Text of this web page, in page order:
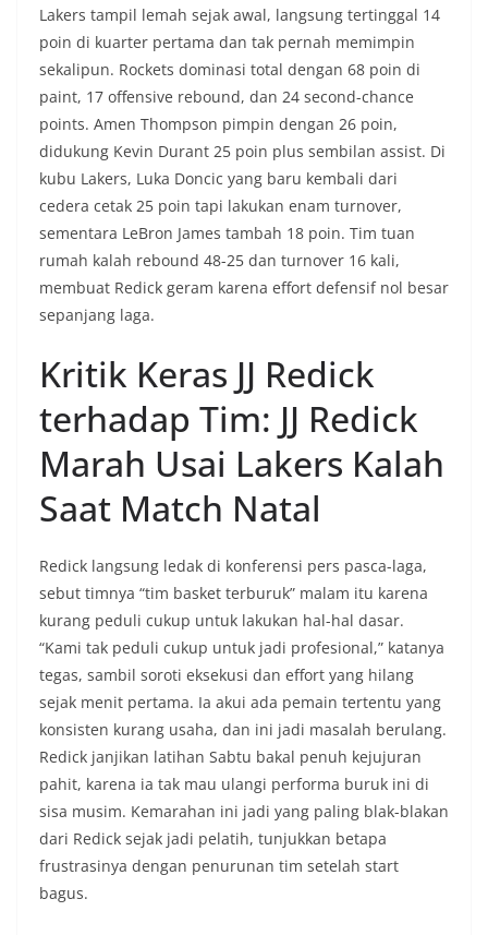
Lakers tampil lemah sejak awal, langsung tertinggal 14
poin di kuarter pertama dan tak pernah memimpin
sekalipun. Rockets dominasi total dengan 68 poin di
paint, 17 offensive rebound, dan 24 second-chance
points. Amen Thompson pimpin dengan 26 poin,
didukung Kevin Durant 25 poin plus sembilan assist. Di
kubu Lakers, Luka Doncic yang baru kembali dari
cedera cetak 25 poin tapi lakukan enam turnover,
sementara LeBron James tambah 18 poin. Tim tuan
rumah kalah rebound 48-25 dan turnover 16 kali,
membuat Redick geram karena effort defensif nol besar
sepanjang laga.
Kritik Keras JJ Redick
terhadap Tim: JJ Redick
Marah Usai Lakers Kalah
Saat Match Natal
Redick langsung ledak di konferensi pers pasca-laga,
sebut timnya “tim basket terburuk” malam itu karena
kurang peduli cukup untuk lakukan hal-hal dasar.
“Kami tak peduli cukup untuk jadi profesional,” katanya
tegas, sambil soroti eksekusi dan effort yang hilang
sejak menit pertama. Ia akui ada pemain tertentu yang
konsisten kurang usaha, dan ini jadi masalah berulang.
Redick janjikan latihan Sabtu bakal penuh kejujuran
pahit, karena ia tak mau ulangi performa buruk ini di
sisa musim. Kemarahan ini jadi yang paling blak-blakan
dari Redick sejak jadi pelatih, tunjukkan betapa
frustrasinya dengan penurunan tim setelah start
bagus.